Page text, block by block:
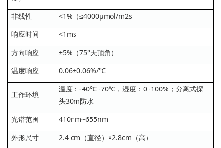
非线性
<1%（≤4000μmol/m2s
响应时间
<1ms
方向响应
±5%（75°天顶角）
温度响应
0.06±0.06%/℃
工作环境
温度：-40℃~70℃，湿度：0~100%；分离式探
头30m防水
光谱范围
410nm~655nm
外形尺寸
2.4 cm（直径）×2.8cm（高）